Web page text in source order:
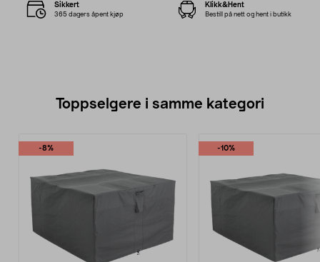
Sikkert
365 dagers åpent kjøp
Klikk&Hent
Bestill på nett og hent i butikk
Toppselgere i samme kategori
-8% -10%